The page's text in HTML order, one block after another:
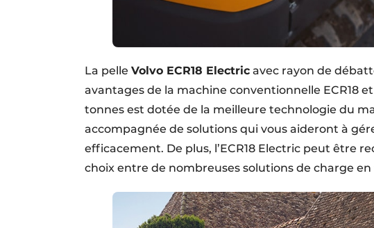
La pelle Volvo ECR18 Electric avec rayon de
avantages de la machine conventionnelle ECR18 et
tonnes est dotée de la meilleure technologie du
accompagnée de solutions qui vous aideront à
efficacement. De plus, l’ECR18 Electric peut être
choix entre de nombreuses solutions de charge